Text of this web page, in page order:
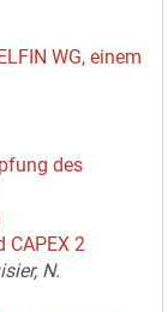
WG, einem
des
CAPEX 2
N.